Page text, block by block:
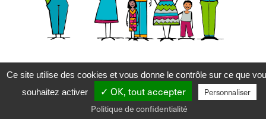
©2026 le26.social Gestion des services Politique de confidentialité
Ce site utilise des cookies et vous donne le contrôle sur ce que
souhaitez activer
✓ OK, tout accepter Personnaliser
Politique de confidentialité